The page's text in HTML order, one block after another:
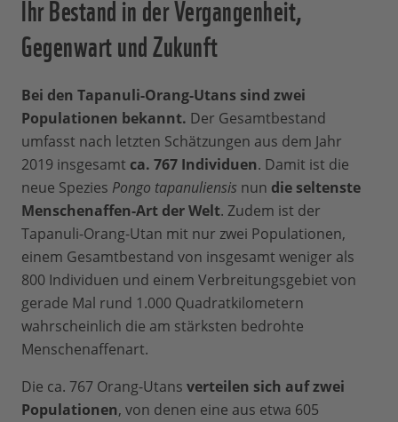
Ihr Bestand in der Vergangenheit,
Gegenwart und Zukunft
Bei den Tapanuli-Orang-Utans sind zwei
Populationen bekannt. Der Gesamtbestand
umfasst nach letzten Schätzungen aus dem Jahr
2019 insgesamt ca. 767 Individuen. Damit ist die
neue Spezies Pongo tapanuliensis nun die seltenste
Menschenaffen-Art der Welt. Zudem ist der
Tapanuli-Orang-Utan mit nur zwei Populationen,
einem Gesamtbestand von insgesamt weniger als
800 Individuen und einem Verbreitungsgebiet von
gerade Mal rund 1.000 Quadratkilometern
wahrscheinlich die am stärksten bedrohte
Menschenaffenart.
Die ca. 767 Orang-Utans verteilen sich auf zwei
Populationen, von denen eine aus etwa 605